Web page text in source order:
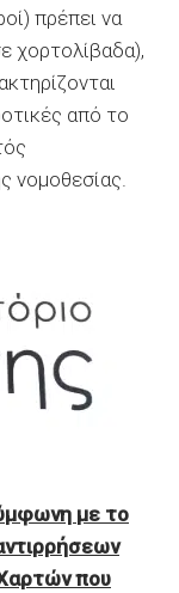
πρέπει να
χορτολίβαδα),
από το
νομοθεσίας.
με το
που